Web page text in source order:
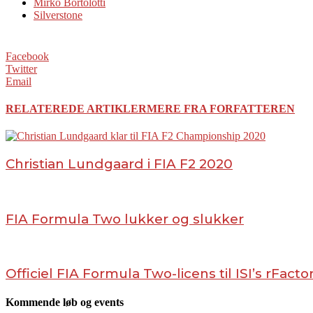
Silverstone
Facebook
Twitter
Email
RELATEREDE ARTIKLERMERE FRA FORFATTEREN
Christian Lundgaard i FIA F2 2020
FIA Formula Two lukker og slukker
Officiel FIA Formula Two-licens til ISI’s
Kommende løb og events